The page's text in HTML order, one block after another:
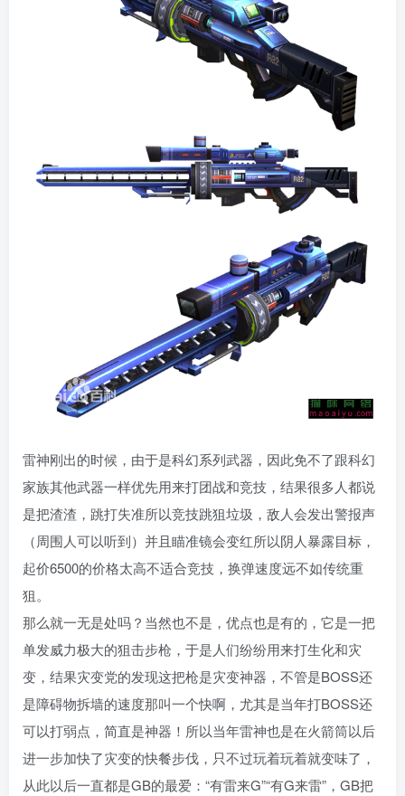
雷神刚出的时候，由于是科幻系列武器，因此免不了跟科幻
家族其他武器一样优先用来打团战和竞技，结果很多人都说
是把渣渣，跳打失准所以竞技跳狙垃圾，敌人会发出警报声
（周围人可以听到）并且瞄准镜会变红所以阴人暴露目标，
起价6500的价格太高不适合竞技，换弹速度远不如传统重
狙。
那么就一无是处吗？当然也不是，优点也是有的，它是一把
单发威力极大的狙击步枪，于是人们纷纷用来打生化和灾
变，结果灾变党的发现这把枪是灾变神器，不管是BOSS还
是障碍物拆墙的速度那叫一个快啊，尤其是当年打BOSS还
可以打弱点，简直是神器！所以当年雷神也是在火箭筒以后
进一步加快了灾变的快餐步伐，只不过玩着玩着就变味了，
从此以后一直都是GB的最爱：“有雷来G”“有G来雷”，GB把